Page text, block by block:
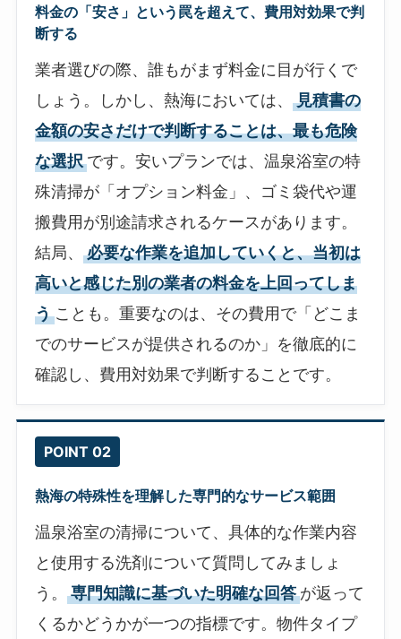
料金の「安さ」という罠を超えて、費用対効果で判
断する
業者選びの際、誰もがまず料金に目が行くで
しょう。しかし、熱海においては、
見積書の
金額の安さだけで判断することは、最も危険
な選択です。安いプランでは、温泉浴室の特
殊清掃が「オプション料金」、ゴミ袋代や運
搬費用が別途請求されるケースがあります。
結局、
必要な作業を追加していくと、当初は
高いと感じた別の業者の料金を上回ってしま
うことも。重要なのは、その費用で「どこま
でのサービスが提供されるのか」を徹底的に
確認し、費用対効果で判断することです。
POINT 02
熱海の特殊性を理解した専門的なサービス範囲
温泉浴室の清掃について、具体的な作業内容
と使用する洗剤について質問してみましょ
う。
専門知識に基づいた明確な回答が返って
くるかどうかが一つの指標です。物件タイプ